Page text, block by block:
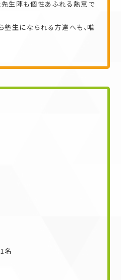
生陣も個性あふれる熱意で
塾生になられる方達へも、唯
名